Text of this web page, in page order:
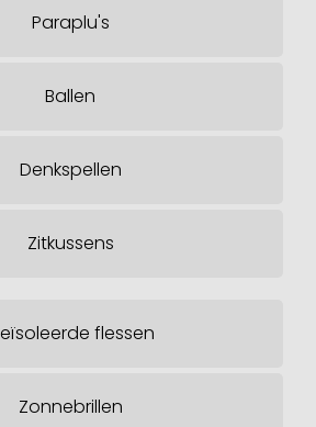
Paraplu's
Ballen
Denkspellen
Zitkussens
flessen
Zonnebrillen